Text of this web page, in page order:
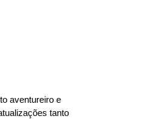
aventureiro e
tanto